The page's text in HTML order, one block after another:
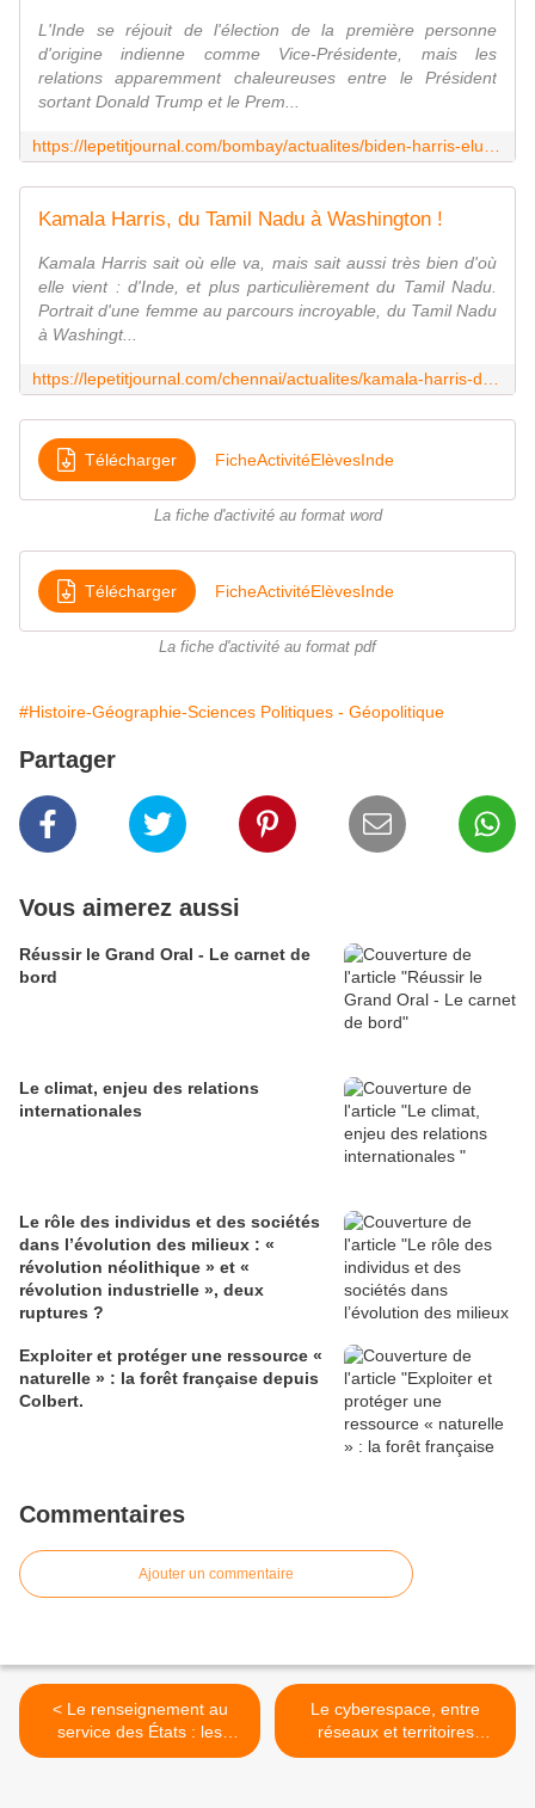
L'Inde se réjouit de l'élection de la première personne
d'origine indienne comme Vice-Présidente, mais les
relations apparemment chaleureuses entre le Président
sortant Donald Trump et le Prem...
Kamala Harris, du Tamil Nadu à Washington !
Kamala Harris sait où elle va, mais sait aussi très bien d'où
elle vient : d'Inde, et plus particulièrement du Tamil Nadu.
Portrait d'une femme au parcours incroyable, du Tamil Nadu
à Washingt...
Télécharger FicheActivitéElèvesInde
La fiche d'activité au format word
Télécharger FicheActivitéElèvesInde
La fiche d'activité au format pdf
#Histoire-Géographie-Sciences Politiques - Géopolitique
Partager
Vous aimerez aussi
Réussir le Grand Oral - Le carnet de
bord
Le climat, enjeu des relations
internationales
Le rôle des individus et des sociétés
dans l’évolution des milieux : «
révolution néolithique » et «
révolution industrielle », deux
ruptures ?
Exploiter et protéger une ressource «
naturelle » : la forêt française depuis
Colbert.
Commentaires
Ajouter un commentaire
< Le renseignement au
service des États : les
services secrets soviétiques
Le cyberespace, entre
réseaux et territoires
(infrastructures, acteurs,